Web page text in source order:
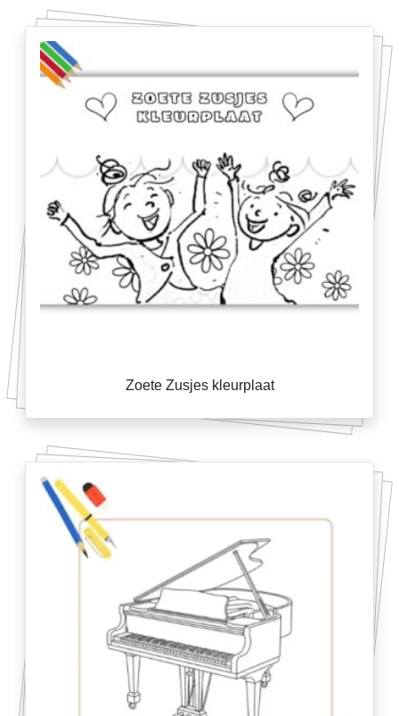
Zoete Zusjes kleurplaat